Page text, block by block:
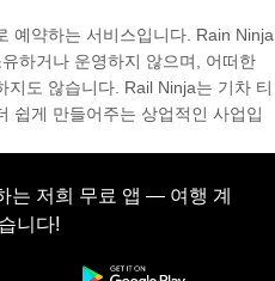
예약하는 서비스입니다. Rain Ninja
하거나 운영하지 않으며, 어떠한
도 않습니다. Rail Ninja는 기차 티
쉽게 만들어주는 상업적인 사업입
는 저희 무료 앱 — 여행 계
니다!